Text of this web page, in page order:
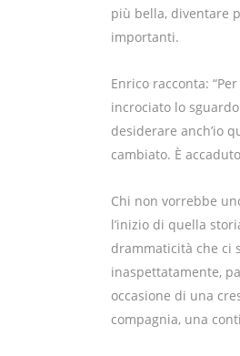
più bella, diventare
importanti.
Enrico racconta:
incrociato lo
desiderare anch’io
cambiato. È
Chi non vorrebbe
l’inizio di quella
drammaticità che ci
inaspettatamente,
occasione di una
compagnia, una